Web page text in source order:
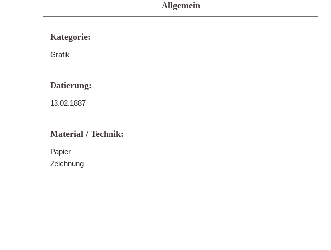
Allgemein
Kategorie:
Grafik
Datierung:
18.02.1887
Material / Technik:
Papier
Zeichnung